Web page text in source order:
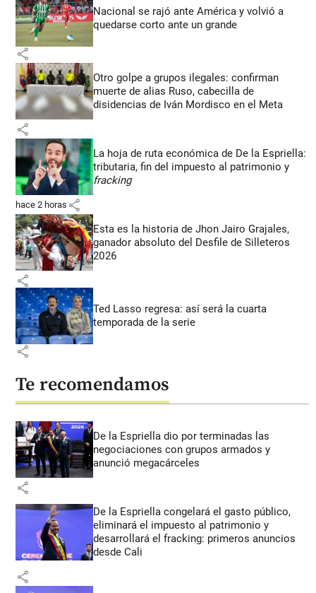
Nacional se rajó ante América y volvió a
quedarse corto ante un grande
share
Otro golpe a grupos ilegales: confirman
muerte de alias Ruso, cabecilla de
disidencias de Iván Mordisco en el Meta
share
La hoja de ruta económica de De la Espriella:
tributaria, fin del impuesto al patrimonio y
fracking
hace 2 horas share
Esta es la historia de Jhon Jairo Grajales,
ganador absoluto del Desfile de Silleteros
2026
share
Ted Lasso regresa: así será la cuarta
temporada de la serie
share
Te recomendamos
De la Espriella dio por terminadas las
negociaciones con grupos armados y
anunció megacárceles
share
De la Espriella congelará el gasto público,
eliminará el impuesto al patrimonio y
desarrollará el fracking: primeros anuncios
desde Cali
share